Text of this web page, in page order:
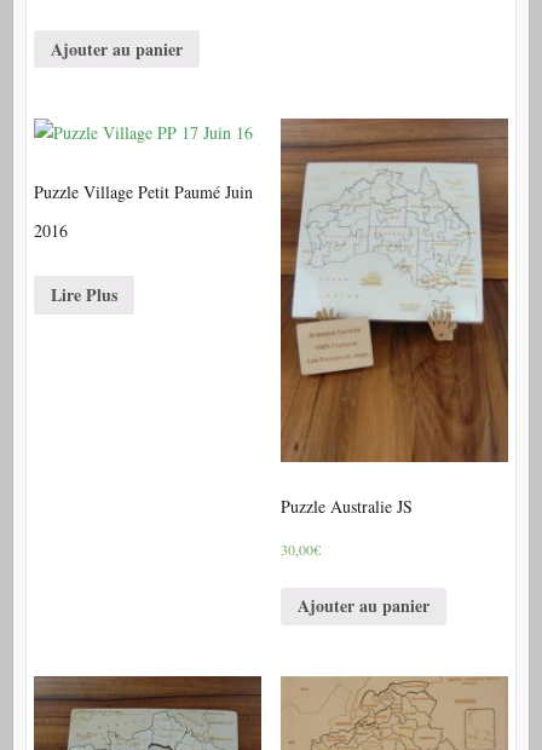
Ajouter au panier
Puzzle Village Petit Paumé Juin
2016
Lire Plus
Puzzle Australie JS
30,00€
Ajouter au panier